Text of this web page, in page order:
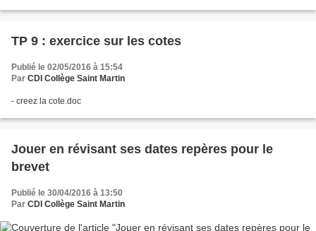
TP 9 : exercice sur les cotes
Publié le 02/05/2016 à 15:54
Par CDI Collège Saint Martin
- creez la cote.doc
Jouer en révisant ses dates repères pour le
brevet
Publié le 30/04/2016 à 13:50
Par CDI Collège Saint Martin